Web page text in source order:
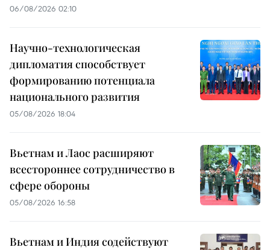
06/08/2026 02:10
Научно-технологическая
дипломатия способствует
формированию потенциала
национального развития
05/08/2026 18:04
Вьетнам и Лаос расширяют
всестороннее сотрудничество в
сфере обороны
05/08/2026 16:58
Вьетнам и Индия содействуют